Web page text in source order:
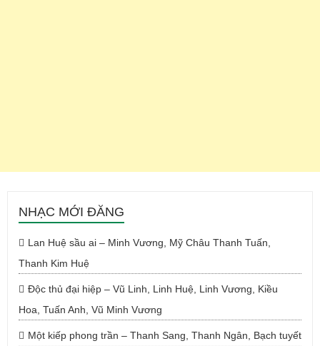
NHẠC MỚI ĐĂNG
Lan Huệ sầu ai – Minh Vương, Mỹ Châu Thanh Tuấn,
Thanh Kim Huệ
Độc thủ đại hiệp – Vũ Linh, Linh Huệ, Linh Vương, Kiều
Hoa, Tuấn Anh, Vũ Minh Vương
Một kiếp phong trần – Thanh Sang, Thanh Ngân, Bạch tuyết